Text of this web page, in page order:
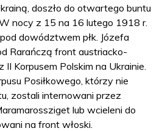
doszło do otwartego buntu
nocy z 15 na 16 lutego 1918 r.
dowództwem płk. Józefa
Rarańczą front austriacko-
II Korpusem Polskim na Ukrainie.
Posiłkowego, którzy nie
zostali internowani przez
lub wcieleni do
na front włoski.